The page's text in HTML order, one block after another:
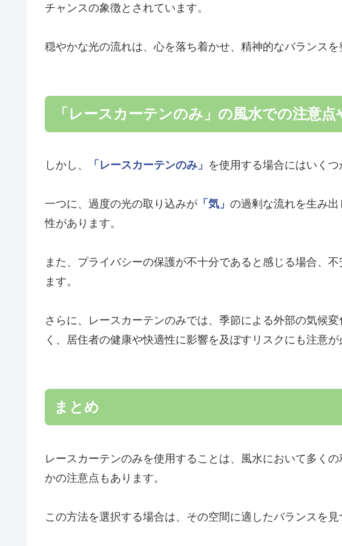
チャンスの象徴とされています。
穏やかな光の流れは、心を落ち着かせ、精神的なバランスを
「レースカーテンのみ」の風水での注意
しかし、 「レースカーテンのみ」 を使用する場合にはいくつ
一つに、過度の光の取り込みが 「気」 の過剰な流れを生み
性があります。
また、プライバシーの保護が不十分であると感じる場合、
ます。
さらに、レースカーテンのみでは、季節による外部の気候
く、居住者の健康や快適性に影響を及ぼすリスクにも注意が
まとめ
レースカーテンのみを使用することは、風水において多く
かの注意点もあります。
この方法を選択する場合は、その空間に適したバランスを見